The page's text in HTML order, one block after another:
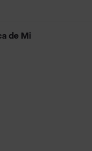
de Mi